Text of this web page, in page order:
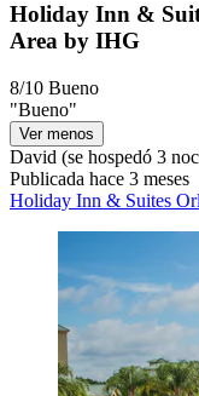
Holiday Inn &
Area by IHG
8/10 Bueno
"Bueno"
Ver menos
David (se hospedó 3
Publicada hace 3 meses
Holiday Inn & Suites